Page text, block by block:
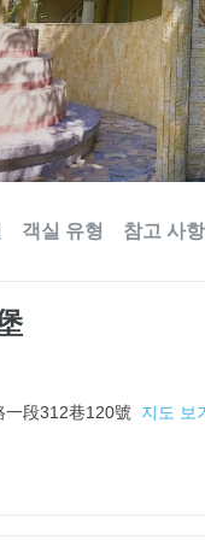
객실 유형 참고 사항
一段312巷120號
지도 보